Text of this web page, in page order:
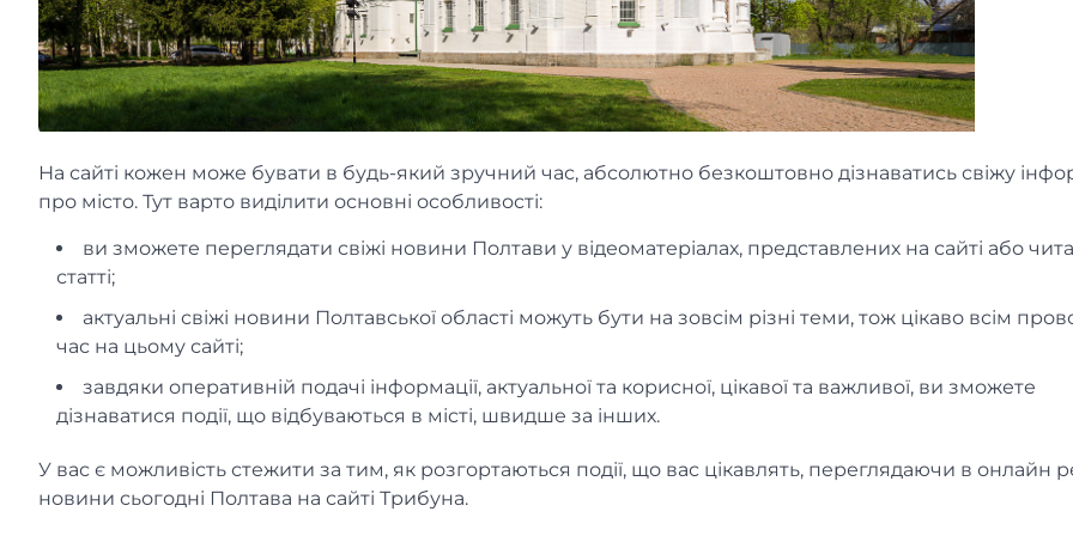
На сайті кожен може бувати в будь-який зручний час, абсолютно безкоштовно дізнаватись свіжу
про місто. Тут варто виділити основні особливості:
ви зможете переглядати свіжі новини Полтави у відеоматеріалах, представлених на сайті або
статті;
актуальні свіжі новини Полтавської області можуть бути на зовсім різні теми, тож цікаво всім
час на цьому сайті;
завдяки оперативній подачі інформації, актуальної та корисної, цікавої та важливої, ви зможете
дізнаватися події, що відбуваються в місті, швидше за інших.
У вас є можливість стежити за тим, як розгортаються події, що вас цікавлять, переглядаючи в онлайн
новини сьогодні Полтава на сайті Трибуна.